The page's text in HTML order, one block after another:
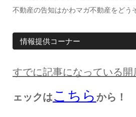
不動産の告知はかわマガ不動産をどう
情報提供コーナー
すでに記事になっている開
ェックはこちら から！